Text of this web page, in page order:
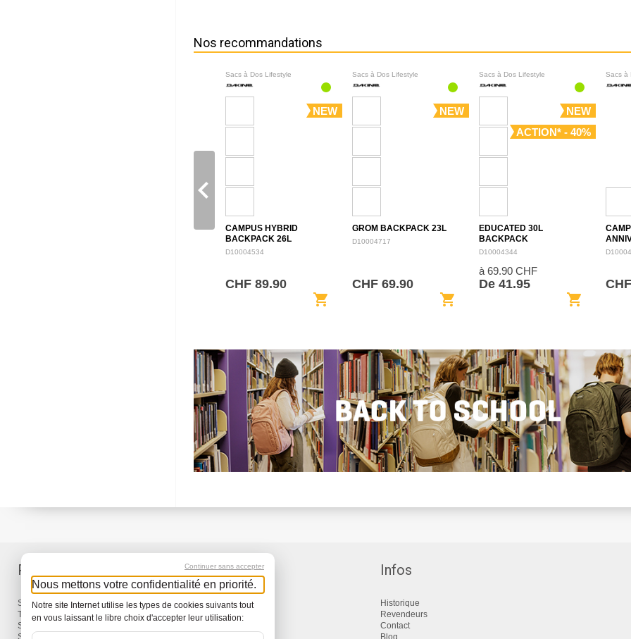
Nos recommandations
Sacs à Dos Lifestyle
NEW
CAMPUS HYBRID
BACKPACK 26L
D10004534
CHF 89.90
shopping_cart
Sacs à Dos Lifestyle
NEW
GROM BACKPACK 23L
D10004717
CHF 69.90
shopping_cart
Sacs à Dos Lifestyle
NEW
ACTION* - 40%
EDUCATED 30L
BACKPACK
D10004344
à 69.90 CHF
De 41.95
shopping_cart
Sacs à
navigate_before
Produits
Sacs à dos et Sacs
Travel
Snow
Surf
Services
Livraison
Garantie
Infos
Historique
Revendeurs
Contact
Blog
Continuer sans accepter
Nous mettons votre confidentialité en priorité.
Notre site Internet utilise les types de cookies suivants tout
en vous laissant le libre choix d'accepter leur utilisation: